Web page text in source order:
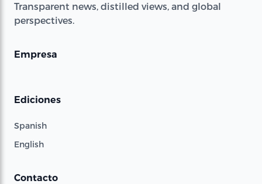
Transparent news, distilled views, and global
perspectives.
Empresa
Ediciones
Spanish
English
Contacto